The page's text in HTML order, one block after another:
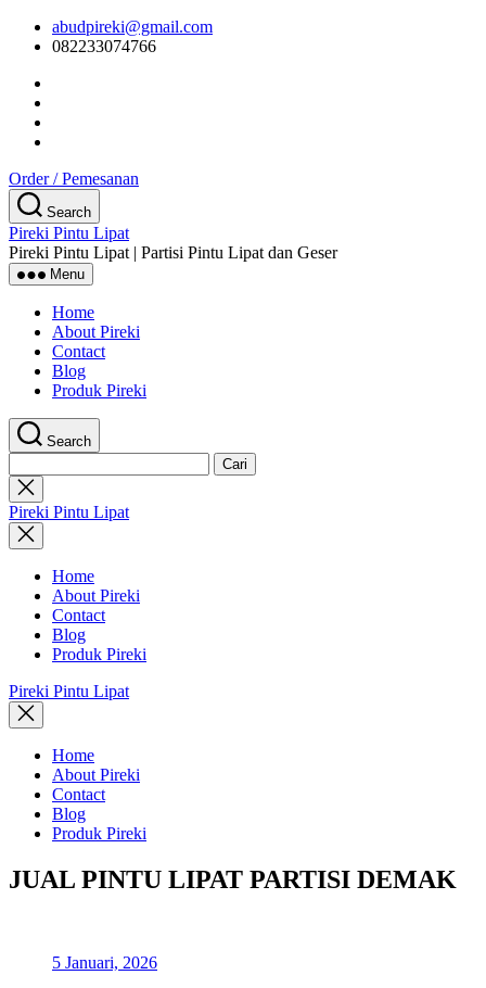
Skip
content
abudpireki@gmail.com
082233074766
Order / Pemesanan
Search
Pireki Pintu Lipat
Pireki Pintu Lipat | Partisi Pintu Lipat dan Geser
Menu
Home
About Pireki
Contact
Blog
Produk Pireki
Search
untuk:
Close
search
Pireki Pintu Lipat
Home
About Pireki
Contact
Blog
Produk Pireki
Pireki Pintu Lipat
Home
About Pireki
Contact
Blog
Produk Pireki
JUAL PINTU LIPAT PARTISI DEMAK
5 Januari, 2026